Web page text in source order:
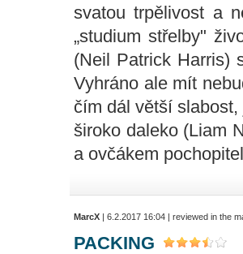
svatou trpělivost a
„studium střelby"
(Neil Patrick Harris)
Vyhráno ale mít
čím dál větší
široko daleko (Liam
a ovčákem
MarcX | 6.2.2017 16:04 | reviewed in the
PACKING